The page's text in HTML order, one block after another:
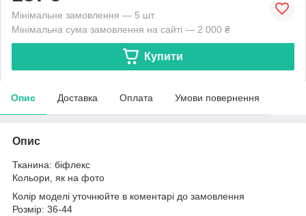
Мінімальне замовлення — 5 шт.
Мінімальна сума замовлення на сайті — 2 000 ₴
Купити
Опис Доставка Оплата Умови повернення
Опис
Тканина: біфлекс
Кольори, як на фото
Колір моделі уточнюйте в коментарі до замовлення
Розмір: 36-44